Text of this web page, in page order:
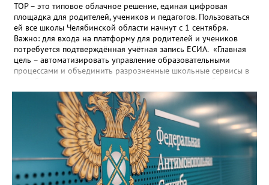
ТОР – это типовое облачное решение, единая цифровая
площадка для родителей, учеников и педагогов. Пользоваться
ей все школы Челябинской области начнут с 1 сентября.
Важно: для входа на платформу для родителей и учеников
потребуется подтверждённая учётная запись ЕСИА. «Главная
цель – автоматизировать управление образовательными
процессами и объединить разрозненные школьные сервисы в
региональном министерстве образования. - Платформа ТОР
“Моя школа” объединит все школьные сервисы в единую
безопасную государственную экосистему. Предполагается, что
переход пройдёт максимально комфортно для пользователей».
Привычные функции - оценки, расписание, домашние задания,
связь с учителями, знакомые пользователям экосистемы
«Госуслуги Моя школа», не просто сохранятся, они будут
собраны в одном месте, подчеркнули в ведомстве. Причём в
этом случае переход на ТОР станет вообще незаметным.